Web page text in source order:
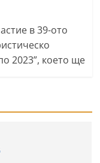
в 39-ото
2023”, което ще